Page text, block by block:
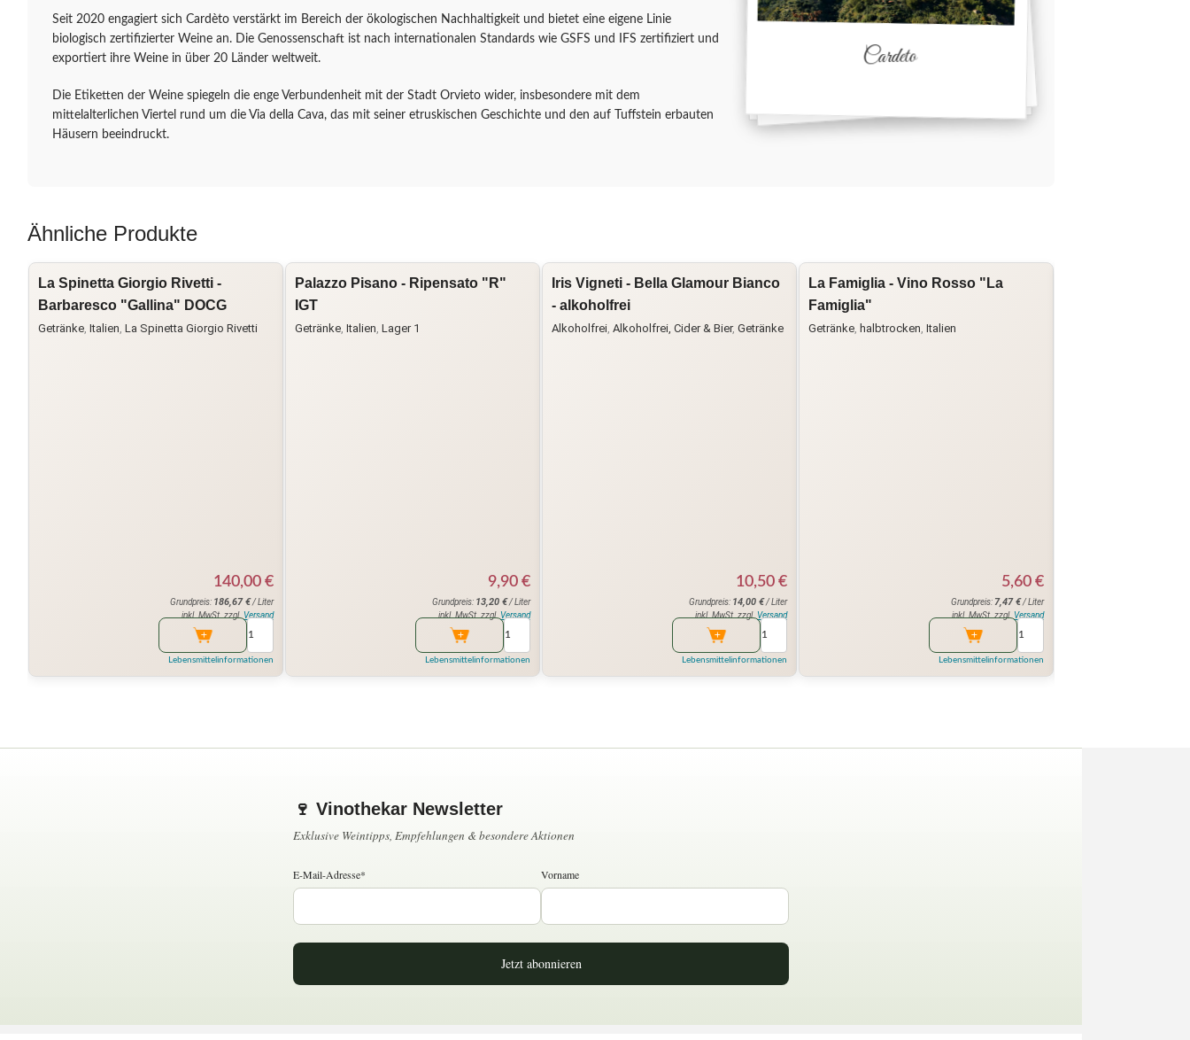
Seit 2020 engagiert sich Cardèto verstärkt im Bereich der ökologischen Nachhaltigkeit und bietet eine eigene Linie
biologisch zertifizierter Weine an. Die Genossenschaft ist nach internationalen Standards wie GSFS und IFS zertifiziert und
exportiert ihre Weine in über 20 Länder weltweit.
Die Etiketten der Weine spiegeln die enge Verbundenheit mit der Stadt Orvieto wider, insbesondere mit dem
mittelalterlichen Viertel rund um die Via della Cava, das mit seiner etruskischen Geschichte und den auf Tuffstein erbauten
Häusern beeindruckt.
Cardeto
Ähnliche Produkte
La Spinetta Giorgio Rivetti -
Barbaresco "Gallina" DOCG
Getränke Italien La Spinetta Giorgio Rivetti
140,00 €
Grundpreis: 186,67€/ Liter
inkl. MwSt. zzgl. Versand
Lebensmittelinformationen
Palazzo Pisano - Ripensato "R"
IGT
Getränke Italien Lager 1
9,90 €
Grundpreis: 13,20 €/ Liter
inkl. MwSt. zzgl. Versand
Lebensmittelinformationen
Iris Vigneti - Bella Glamour Bianco
- alkoholfrei
Alkoholfrei Alkoholfrei, Cider & Bier, Getränke
10,50 €
Grundpreis: 14,00 €/ Liter
inkl. MwSt. zzgl. Versand
Lebensmittelinformationen
La Famiglia - Vino Rosso "La
Famiglia"
Getränke halbtrocken Italien
5,60 €
Grundpreis: 7,47€/ Liter
inkl. MwSt. zzgl. Versand
Lebensmittelinformationen
🍷 Vinothekar Newsletter
Exklusive Weintipps, Empfehlungen & besondere Aktionen
E-Mail-Adresse* Vorname
Jetzt abonnieren